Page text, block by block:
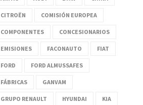
CITROËN COMISIÓN EUROPEA
COMPONENTES CONCESIONARIOS
EMISIONES FACONAUTO FIAT
FORD FORD ALMUSSAFES
FÁBRICAS GANVAM
GRUPO RENAULT HYUNDAI KIA